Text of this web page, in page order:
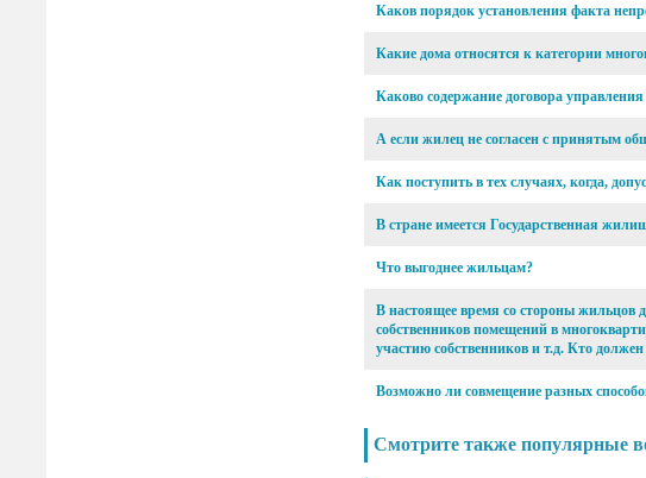
Каков порядок установления факта
Какие дома относятся к категории
Каково содержание договора
А если жилец не согласен с принятым
Как поступить в тех случаях, когда,
В стране имеется Государственная
Что выгоднее жильцам?
В настоящее время со стороны жильцов
собственников помещений в
участию собственников и т.д. Кто
Возможно ли совмещение разных
Смотрите также популярные